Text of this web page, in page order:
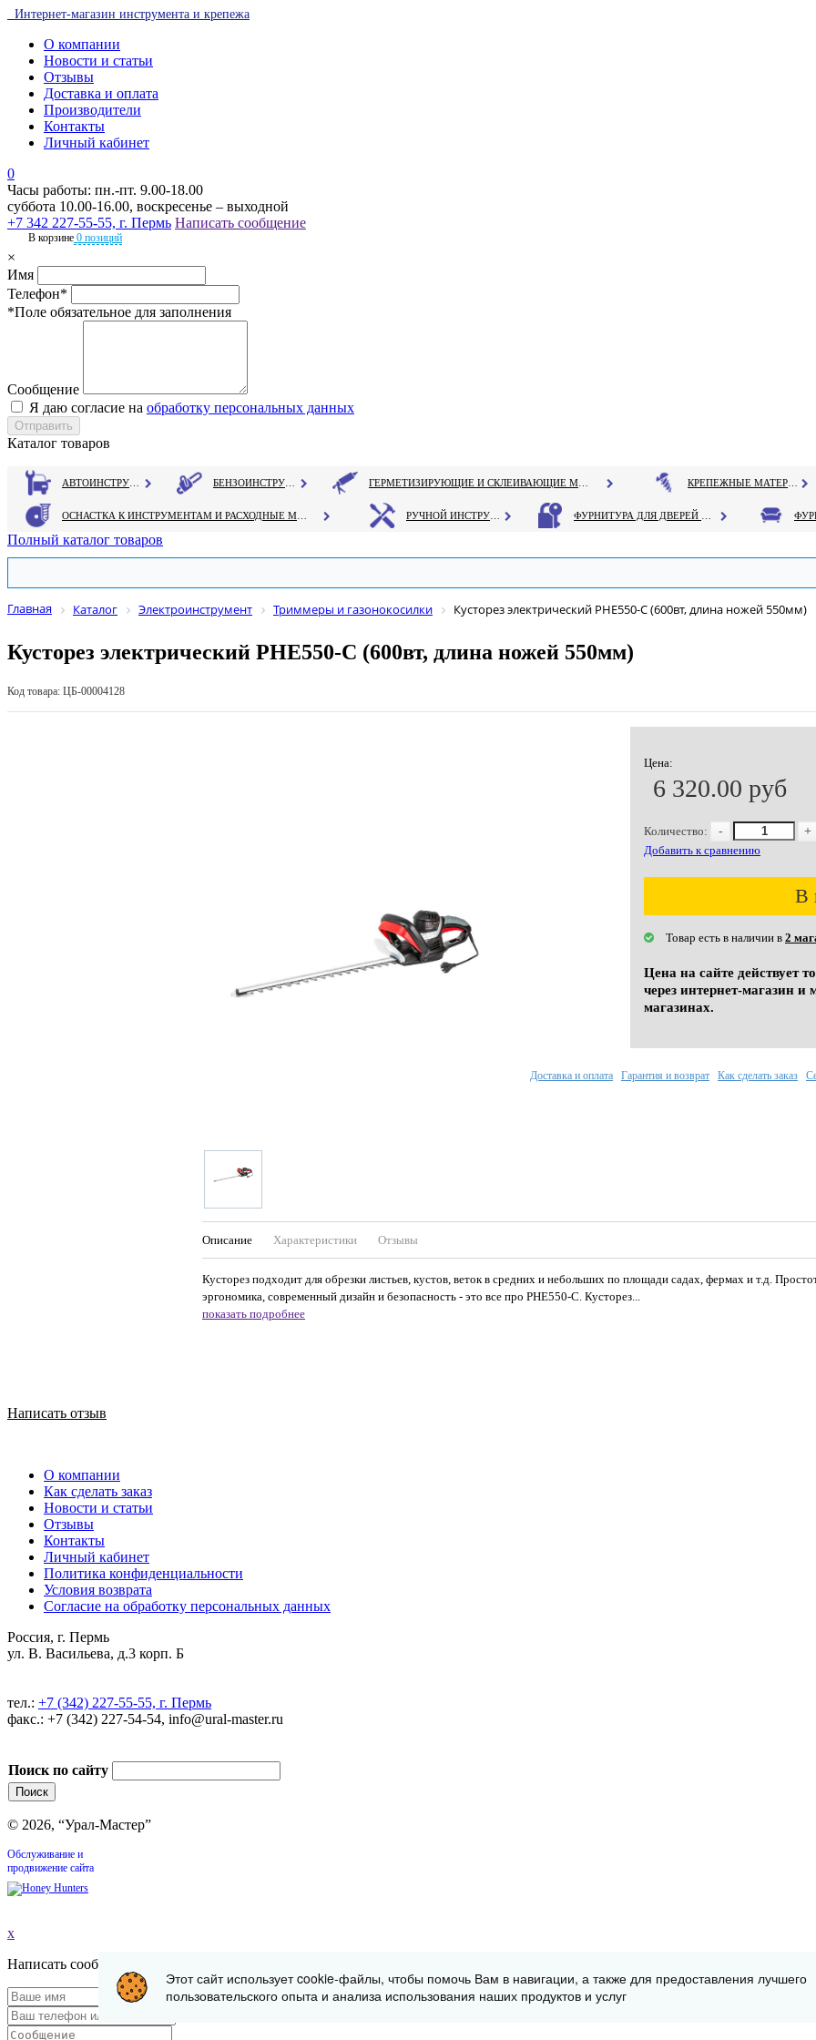
Интернет-магазин инструмента и крепежа
О компании
Новости и статьи
Отзывы
Доставка и оплата
Производители
Контакты
Личный кабинет
0
Часы работы: пн.-пт. 9.00-18.00
суббота 10.00-16.00, воскресенье – выходной
+7 342 227-55-55, г. Пермь Написать сообщение
В корзине 0 позиций
×
Имя
Телефон*
*Поле обязательное для заполнения
Сообщение
Я даю согласие на обработку персональных данных
Каталог товаров
Полный каталог товаров
Главная Каталог Электроинструмент Триммеры и газонокосилки Кусторез электрический PHE550-C (600вт, длина ножей 550мм)
Кусторез электрический PHE550-C (600вт, длина ножей 550мм)
Код товара: ЦБ-00004128
Цена:
6 320.00 руб
Количество: - +
Добавить к сравнению
В
Товар есть в наличии в 2
Цена на сайте действует
через интернет-магазин и
магазинах.
Описание Характеристики Отзывы
Кусторез подходит для обрезки листьев, кустов, веток в средних и небольших по площади садах, фермах и т.д.
эргономика, современный дизайн и безопасность - это все про PHE550-C. Кусторез...
показать подробнее
Доставка и оплата Гарантия и возврат Как сделать заказ
Написать отзыв
О компании
Как сделать заказ
Новости и статьи
Отзывы
Контакты
Личный кабинет
Политика конфиденциальности
Условия возврата
Согласие на обработку персональных данных
Россия, г. Пермь
ул. В. Васильева, д.3 корп. Б
тел.: +7 (342) 227-55-55, г. Пермь
факс.: +7 (342) 227-54-54, info@ural-master.ru
Поиск по сайту
© 2026, “Урал-Мастер”
Обслуживание и
продвижение сайта
x
Написать сообщение
Этот сайт использует cookie-файлы, чтобы помочь Вам в навигации, а также для предоставления лучшего
пользовательского опыта и анализа использования наших продуктов и услуг